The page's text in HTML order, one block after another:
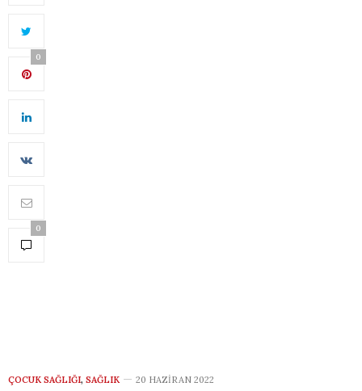
0
0
ÇOCUK SAĞLIĞI, SAĞLIK 20 HAZIRAN 2022